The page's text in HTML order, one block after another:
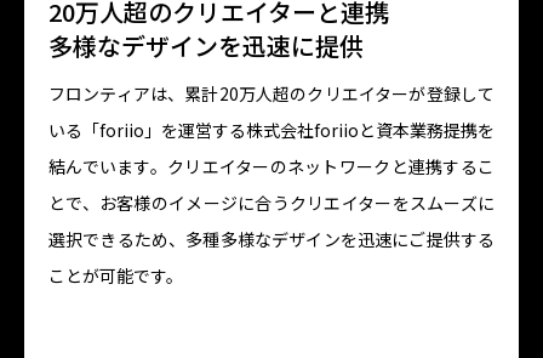
20万人超のクリエイターと連携
多様なデザインを迅速に提供
フロンティアは、累計20万人超のクリエイターが登録して
いる「foriio」を運営する株式会社foriioと資本業務提携を
結んでいます。クリエイターのネットワークと連携するこ
とで、お客様のイメージに合うクリエイターをスムーズに
選択できるため、多種多様なデザインを迅速にご提供する
ことが可能です。